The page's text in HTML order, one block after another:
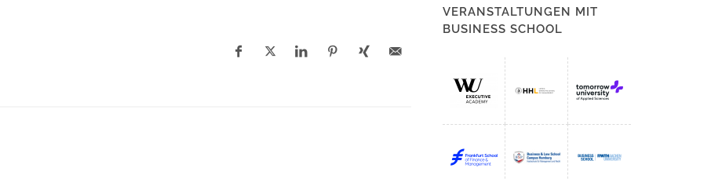
VERANSTALTUNGEN MIT
BUSINESS SCHOOL